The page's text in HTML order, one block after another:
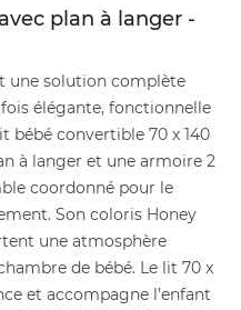
plan à langer -
une solution complète
élégante, fonctionnelle
bébé convertible 70 x 140
à langer et une armoire 2
coordonné pour le
Son coloris Honey
une atmosphère
de bébé. Le lit 70 x
et accompagne l’enfant